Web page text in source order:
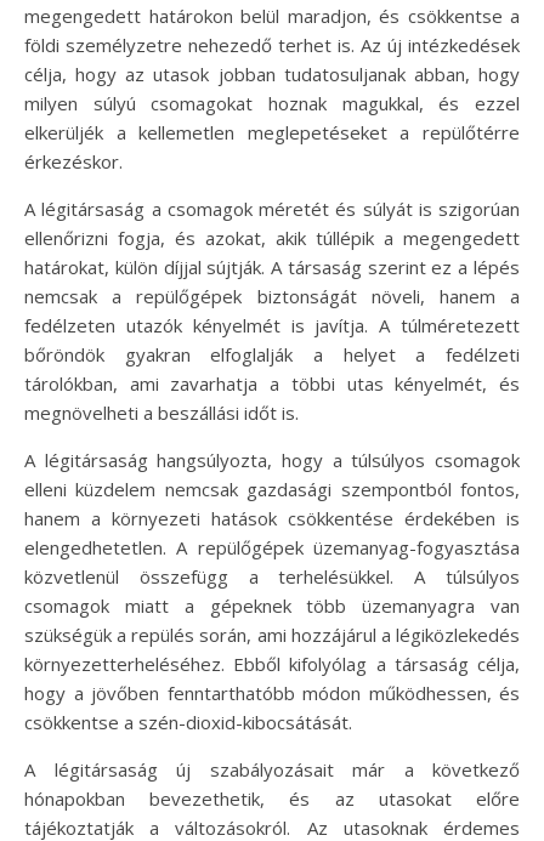
megengedett határokon belül maradjon, és csökkentse a
földi személyzetre nehezedő terhet is. Az új intézkedések
célja, hogy az utasok jobban tudatosuljanak abban, hogy
milyen súlyú csomagokat hoznak magukkal, és ezzel
elkerüljék a kellemetlen meglepetéseket a repülőtérre
érkezéskor.
A légitársaság a csomagok méretét és súlyát is szigorúan
ellenőrizni fogja, és azokat, akik túllépik a megengedett
határokat, külön díjjal sújtják. A társaság szerint ez a lépés
nemcsak a repülőgépek biztonságát növeli, hanem a
fedélzeten utazók kényelmét is javítja. A túlméretezett
bőröndök gyakran elfoglalják a helyet a fedélzeti
tárolókban, ami zavarhatja a többi utas kényelmét, és
megnövelheti a beszállási időt is.
A légitársaság hangsúlyozta, hogy a túlsúlyos csomagok
elleni küzdelem nemcsak gazdasági szempontból fontos,
hanem a környezeti hatások csökkentése érdekében is
elengedhetetlen. A repülőgépek üzemanyag-fogyasztása
közvetlenül összefügg a terhelésükkel. A túlsúlyos
csomagok miatt a gépeknek több üzemanyagra van
szükségük a repülés során, ami hozzájárul a légiközlekedés
környezetterheléséhez. Ebből kifolyólag a társaság célja,
hogy a jövőben fenntarthatóbb módon működhessen, és
csökkentse a szén-dioxid-kibocsátását.
A légitársaság új szabályozásait már a következő
hónapokban bevezethetik, és az utasokat előre
tájékoztatják a változásokról. Az utasoknak érdemes